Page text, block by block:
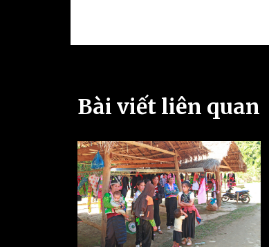
Bài viết liên quan